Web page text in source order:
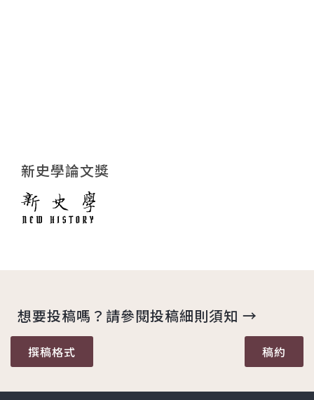
新史學論文獎
想要投稿嗎？請參閱投稿細則須知 →
撰稿格式 稿約